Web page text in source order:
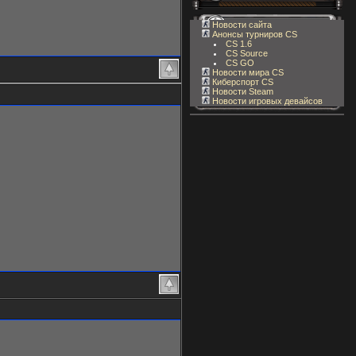
Новости сайта
Анонсы турниров CS
CS 1.6
CS Source
CS GO
Новости мира CS
Киберспорт CS
Новости Steam
Новости игровых девайсов